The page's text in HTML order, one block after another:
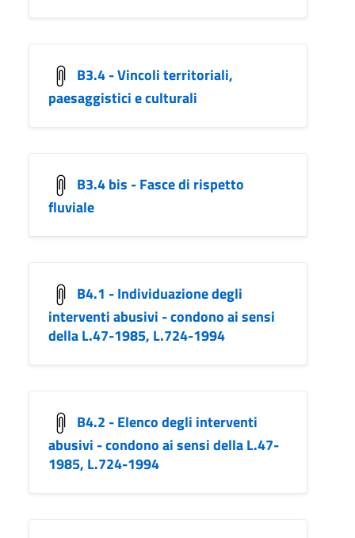
B3.4 - Vincoli territoriali,
paesaggistici e culturali
B3.4 bis - Fasce di rispetto
fluviale
B4.1 - Individuazione degli
interventi abusivi - condono ai sensi
della L.47-1985, L.724-1994
B4.2 - Elenco degli interventi
abusivi - condono ai sensi della L.47-
1985, L.724-1994